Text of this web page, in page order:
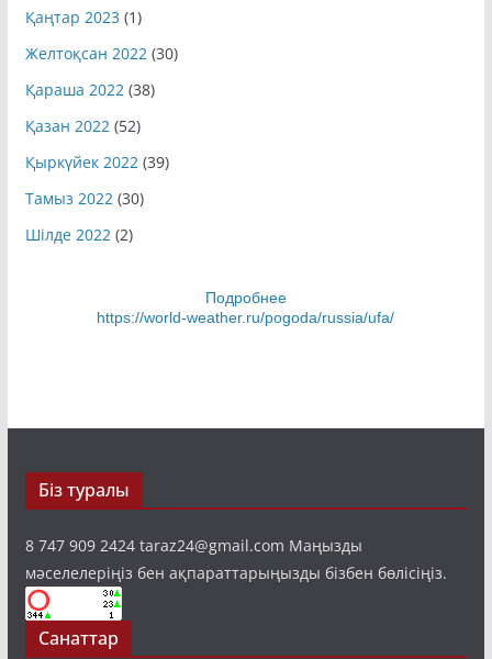
Қаңтар 2023 (1)
Желтоқсан 2022(30)
Қараша 2022(38)
Қазан 2022(52)
Қыркүйек 2022(39)
Тамыз 2022(30)
Шілде 2022(2)
Подробнее
https://world-weather.ru/pogoda/russia/ufa/
Біз туралы
8 747 909 2424 taraz24@gmail.com Маңызды
мәселелеріңіз бен ақпараттарыңызды бізбен бөлісіңіз.
Санаттар